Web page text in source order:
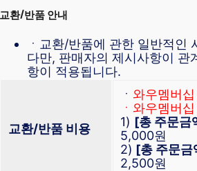
교환/반품 안내
ㆍ교환/반품에 관한 일반적인
다만, 판매자의 제시사항이 관
항이 적용됩니다.
교환/반품 비용
ㆍ 와우멤버
ㆍ와우멤버
1) [총 주문금
5,000원
2) [총 주문금
2,500원